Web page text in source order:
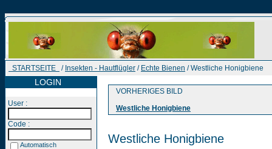
STARTSEITE / Insekten - Hautflügler / Echte Bienen / Westliche Honigbiene
LOGIN
User :
Code :
Automatisch
VORHERIGES BILD
Westliche Honigbiene
Westliche Honigbiene